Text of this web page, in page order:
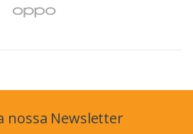
nossa Newsletter